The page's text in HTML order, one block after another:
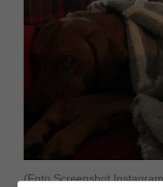
(Foto Screenshot